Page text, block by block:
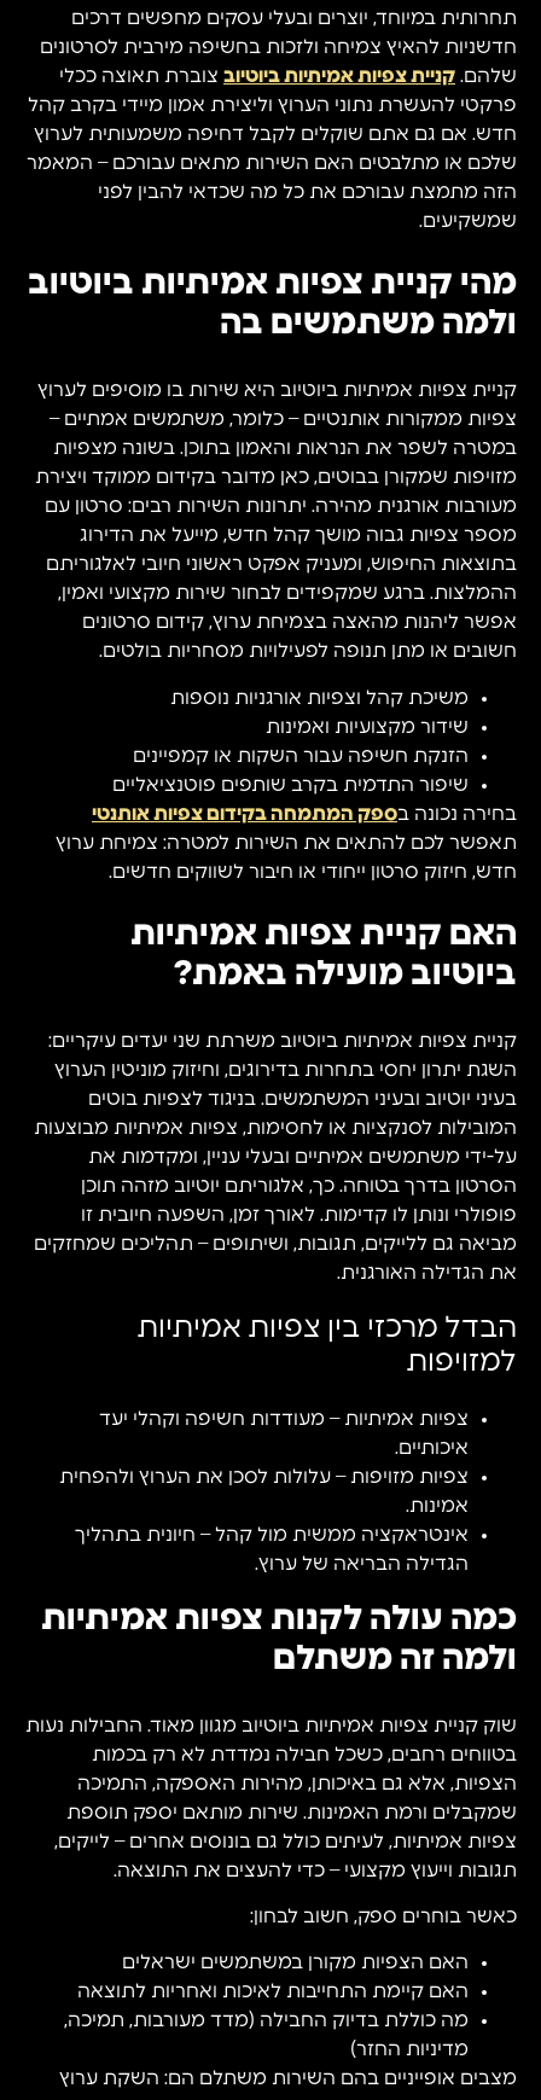
תחרותית במיוחד, יוצרים ובעלי עסקים מחפשים דרכים
חדשניות להאיץ צמיחה ולזכות בחשיפה מירבית לסרטונים
שלהם. קניית צפיות אמיתיות ביוטיוב צוברת תאוצה ככלי
פרקטי להעשרת נתוני הערוץ וליצירת אמון מיידי בקרב קהל
חדש. אם גם אתם שוקלים לקבל דחיפה משמעותית לערוץ
שלכם או מתלבטים האם השירות מתאים עבורכם – המאמר
הזה מתמצת עבורכם את כל מה שכדאי להבין לפני
שמשקיעים.
מהי קניית צפיות אמיתיות ביוטיוב
ולמה משתמשים בה
קניית צפיות אמיתיות ביוטיוב היא שירות בו מוסיפים לערוץ
צפיות ממקורות אותנטיים – כלומר, משתמשים אמתיים –
במטרה לשפר את הנראות והאמון בתוכן. בשונה מצפיות
מזויפות שמקורן בבוטים, כאן מדובר בקידום ממוקד ויצירת
מעורבות אורגנית מהירה. יתרונות השירות רבים: סרטון עם
מספר צפיות גבוה מושך קהל חדש, מייעל את הדירוג
בתוצאות החיפוש, ומעניק אפקט ראשוני חיובי לאלגוריתם
ההמלצות. ברגע שמקפידים לבחור שירות מקצועי ואמין,
אפשר ליהנות מהאצה בצמיחת ערוץ, קידום סרטונים
חשובים או מתן תנופה לפעילויות מסחריות בולטים.
משיכת קהל וצפיות אורגניות נוספות
שידור מקצועיות ואמינות
הזנקת חשיפה עבור השקות או קמפיינים
שיפור התדמית בקרב שותפים פוטנציאליים
בחירה נכונה בספק המתמחה בקידום צפיות אותנטי
תאפשר לכם להתאים את השירות למטרה: צמיחת ערוץ
חדש, חיזוק סרטון ייחודי או חיבור לשווקים חדשים.
האם קניית צפיות אמיתיות
ביוטיוב מועילה באמת?
קניית צפיות אמיתיות ביוטיוב משרתת שני יעדים עיקריים:
השגת יתרון יחסי בתחרות בדירוגים, וחיזוק מוניטין הערוץ
בעיני יוטיוב ובעיני המשתמשים. בניגוד לצפיות בוטים
המובילות לסנקציות או לחסימות, צפיות אמיתיות מבוצעות
על-ידי משתמשים אמיתיים ובעלי עניין, ומקדמות את
הסרטון בדרך בטוחה. כך, אלגוריתם יוטיוב מזהה תוכן
פופולרי ונותן לו קדימות. לאורך זמן, השפעה חיובית זו
מביאה גם ללייקים, תגובות, ושיתופים – תהליכים שמחזקים
את הגדילה האורגנית.
הבדל מרכזי בין צפיות אמיתיות
למזויפות
צפיות אמיתיות – מעודדות חשיפה וקהלי יעד
איכותיים.
צפיות מזויפות – עלולות לסכן את הערוץ ולהפחית
אמינות.
אינטראקציה ממשית מול קהל – חיונית בתהליך
הגדילה הבריאה של ערוץ.
כמה עולה לקנות צפיות אמיתיות
ולמה זה משתלם
שוק קניית צפיות אמיתיות ביוטיוב מגוון מאוד. החבילות נעות
בטווחים רחבים, כשכל חבילה נמדדת לא רק בכמות
הצפיות, אלא גם באיכותן, מהירות האספקה, התמיכה
שמקבלים ורמת האמינות. שירות מותאם יספק תוספת
צפיות אמיתיות, לעיתים כולל גם בונוסים אחרים – לייקים,
תגובות וייעוץ מקצועי – כדי להעצים את התוצאה.
כאשר בוחרים ספק, חשוב לבחון:
האם הצפיות מקורן במשתמשים ישראלים
האם קיימת התחייבות לאיכות ואחריות לתוצאה
מה כוללת בדיוק החבילה (מדד מעורבות, תמיכה,
מדיניות החזר)
מצבים אופייניים בהם השירות משתלם הם: השקת ערוץ